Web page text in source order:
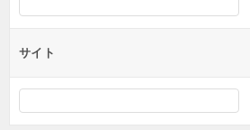
サイト